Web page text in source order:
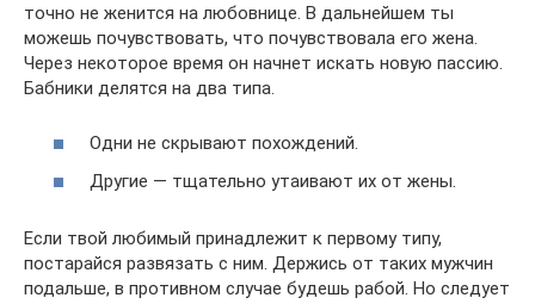
точно не женится на любовнице. В дальнейшем ты
можешь почувствовать, что почувствовала его жена.
Через некоторое время он начнет искать новую пассию.
Бабники делятся на два типа.
Одни не скрывают похождений.
Другие — тщательно утаивают их от жены.
Если твой любимый принадлежит к первому типу,
постарайся развязать с ним. Держись от таких мужчин
подальше, в противном случае будешь рабой. Но следует